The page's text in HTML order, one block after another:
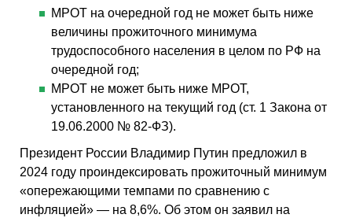
МРОТ на очередной год не может быть ниже
величины прожиточного минимума
трудоспособного населения в целом по РФ на
очередной год;
МРОТ не может быть ниже МРОТ,
установленного на текущий год (ст. 1 Закона от
19.06.2000 № 82-ФЗ).
Президент России Владимир Путин предложил в
2024 году проиндексировать прожиточный минимум
«опережающими темпами по сравнению с
инфляцией» — на 8,6%. Об этом он заявил на